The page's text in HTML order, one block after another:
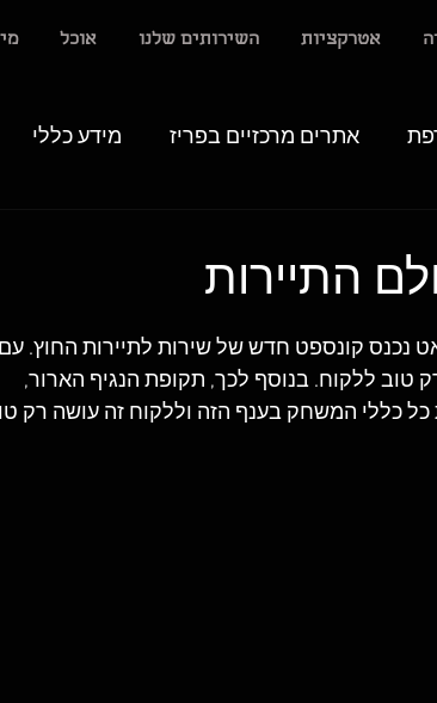
אטרקציות השירותים שלנו אוכל
אתרים מרכזיים בפריז מידע כללי
התיירות
נכנס קונספט חדש של שירות לתיירות החוץ. עם
טוב ללקוח. בנוסף לכך, תקופת הנגיף הארור,